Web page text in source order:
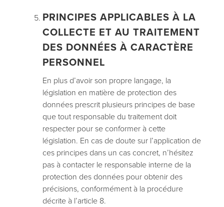
PRINCIPES APPLICABLES À LA
COLLECTE ET AU TRAITEMENT
DES DONNÉES À CARACTÈRE
PERSONNEL
En plus d’avoir son propre langage, la
législation en matière de protection des
données prescrit plusieurs principes de base
que tout responsable du traitement doit
respecter pour se conformer à cette
législation. En cas de doute sur l’application de
ces principes dans un cas concret, n’hésitez
pas à contacter le responsable interne de la
protection des données pour obtenir des
précisions, conformément à la procédure
décrite à l’article 8.